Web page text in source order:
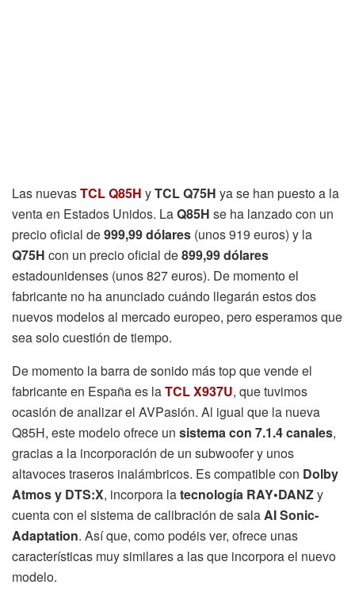
Las nuevasTCL Q85H yTCL Q75H ya se han puesto a la
venta en Estados Unidos. LaQ85H se ha lanzado con un
precio oficial de999,99 dólares (unos 919 euros) y la
Q75H con un precio oficial de899,99 dólares
estadounidenses (unos 827 euros). De momento el
fabricante no ha anunciado cuándo llegarán estos dos
nuevos modelos al mercado europeo, pero esperamos que
sea solo cuestión de tiempo.
De momento la barra de sonido más top que vende el
fabricante en España es laTCL X937U, que tuvimos
ocasión de analizar el AVPasión. Al igual que la nueva
Q85H, este modelo ofrece un sistema con 7.1.4 canales,
gracias a la incorporación de un subwoofer y unos
altavoces traseros inalámbricos. Es compatible con Dolby
Atmos y DTS:X, incorpora latecnología RAY•DANZy
cuenta con el sistema de calibración de salaAI Sonic-
Adaptation. Así que, como podéis ver, ofrece unas
características muy similares a las que incorpora el nuevo
modelo.